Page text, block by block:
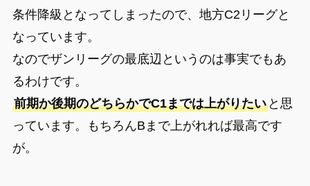
条件降級となってしまったので、地方C2リーグと
なっています。
なのでザンリーグの最底辺というのは事実でもあ
るわけです。
前期か後期のどちらかでC1までは上がりたいと思
っています。もちろんBまで上がれれば最高です
が。